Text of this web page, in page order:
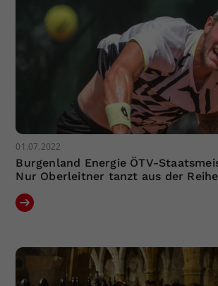
01.07.2022
Burgenland Energie ÖTV-
Nur Oberleitner tanzt aus der Reihe